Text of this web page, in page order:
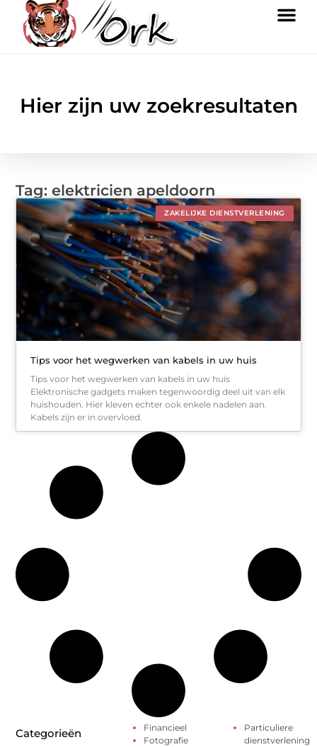
Hier zijn uw zoekresultaten
Tag: elektricien apeldoorn
ZAKELIJKE DIENSTVERLENING
Tips voor het wegwerken van kabels in uw huis
Tips voor het wegwerken van kabels in uw huis
Elektronische gadgets maken tegenwoordig deel uit van elk
huishouden. Hier kleven echter ook enkele nadelen aan.
Kabels zijn er in overvloed.
Categorieën
Financieel
Fotografie
Particuliere
dienstverlening